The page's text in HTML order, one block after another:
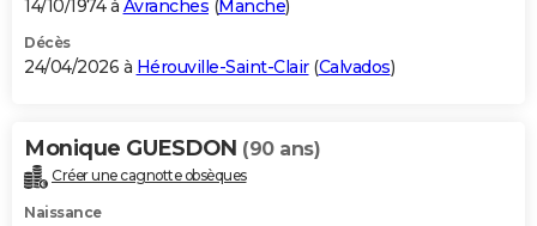
14/10/1974 à Avranches (Manche)
Décès
24/04/2026 à Hérouville-Saint-Clair(Calvados)
Monique GUESDON (90 ans)
Créer une cagnotte obsèques
Naissance